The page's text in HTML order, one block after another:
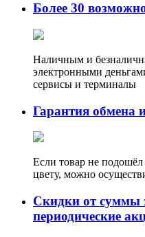
Более 30
Наличным и
электронными
сервисы и терминалы
Гарантия обмена
Если товар не
цвету, можно
Скидки от суммы
периодические